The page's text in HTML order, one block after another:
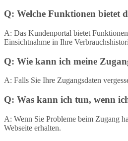
Q: Welche Funktionen bietet
A: Das Kundenportal bietet
Einsichtnahme in Ihre
Q: Wie kann ich meine
A: Falls Sie Ihre Zugangsdaten
Q: Was kann ich tun, wenn
A: Wenn Sie Probleme beim Zugang
Webseite erhalten.